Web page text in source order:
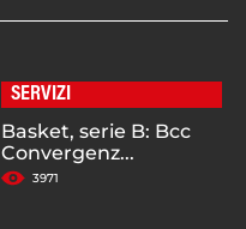
SERVIZI
Basket, serie B: Bcc
Convergenz...
3971